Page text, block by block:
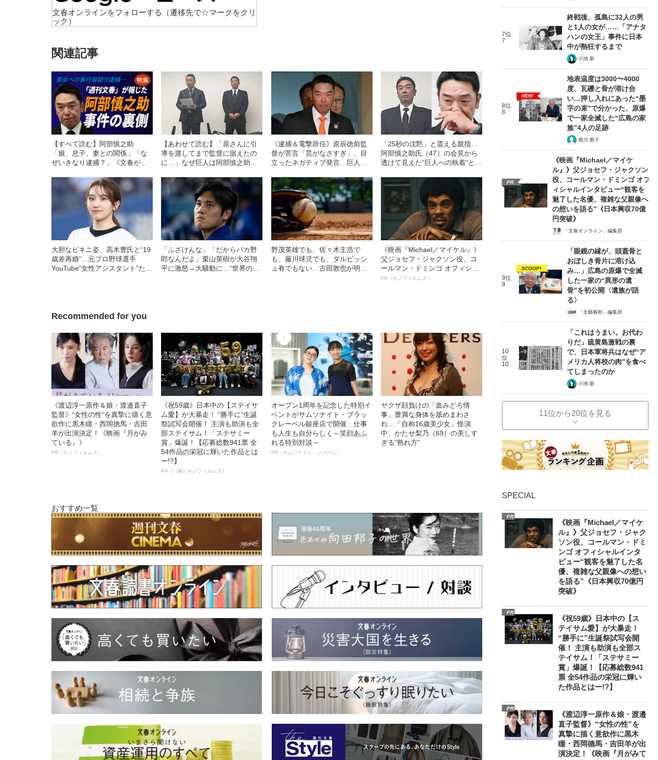
文春オンラインをフォローする
（遷移先で☆マークをクリ
ック）
関連記事
【すべて読む】阿部慎之助
「娘、息子、妻との関係」「な
ぜいきなり逮捕？」《文春が報
裏側」》
【あわせて読む】「原さんに引
導を渡してまで監督に据えたの
に…」なぜ巨人は阿部慎之助
前とは決定的に違う“冷酷な事情”
《逮捕＆電撃辞任》原辰徳前監
督が苦言「芸がなさすぎ」、目
立ったネガティブ発言…巨人監
「25秒の沈黙」と震える親指…
阿部慎之助氏（47）の会見から
透けて見えた“巨人への執着”と、
捕翌日に監督を辞任》
大胆なビキニ姿、高木豊氏と“19
歳差再婚”…元プロ野球選手
YouTube“女性アシスタント”たち
「ふざけんな」「だからバカ野
郎なんだよ」栗山英樹が大谷翔
平に激怒→大騒動に…“世界のオ
野茂英雄でも、佐々木主浩で
も、藤川球児でも、ダルビッシ
ュ有でもない…古田敦也が明か
《映画『Michael／マイケル』》
父ジョセフ・ジャクソン役、コ
ールマン・ドミンゴ オフィシャ
ルインタビュー“観客を魅了した
PR（キノフィルムズ）
Recommended for you
《渡辺淳一原作＆娘・渡邉直子
監督》“女性の性”を真摯に描く意
欲作に黒木瞳・西岡德馬・吉田
羊が出演決定！《映画『月がみ
ている』》
PR（キノフィルムズ）
《祝59歳》日本中の【ステイサ
ム愛】が大暴走！ “勝手に”生誕
祭試写会開催！ 主演も助演も全
部ステイサム！「ステサミー
賞」爆誕！【応募総数941票 全
54作品の栄冠に輝いた作品とは
ー!?】
PR（（株）キノフィルムズ）
オープン1周年を記念した特別イ
ベントがサムソナイト・ブラッ
クレーベル銀座店で開催 仕事
も人生も自分らしく～笑顔あふ
れる特別対談～
PR（サムソナイト・ジャパン）
ヤクザ顔負けの「血みどろ情
事」豊満な身体を舐めまわさ
れ…「自称16歳美少女」怪演
中、かたせ梨乃（69）の美しす
ぎる“熟れ方”
おすすめ一覧
7位
7
終戦後、孤島に32人の男
と1人の女が……「アナタ
ハンの女王」事件に日本
中が熱狂するまで
小池 新
8位
8
NEW
地表温度は3000〜4000
度、瓦礫と骨が溶け合
い…押し入れにあった“墨
字の束”で分かった、原爆
で一家全滅した“広島の家
族”4人の足跡
堀川 惠子
PR
《映画『Michael／マイケ
ル』》父ジョセフ・ジャクソン
役、コールマン・ドミンゴ オフ
ィシャルインタビュー“観客を
魅了した名優、複雑な父親像へ
の想いを語る”《日本興収70億
円突破》
「文春オンライン」編集部
9位
9
SCOOP!
「眼鏡の縁が、頭蓋骨と
おぼしき骨片に溶け込
み…」広島の原爆で全滅
した一家の“異形の遺
骨”を初公開〈遺族が語
る〉
「文藝春秋」編集部
10
位
10
「これはうまい。お代わ
りだ」硫黄島激戦の裏
で、日本軍将兵はなぜ“ア
メリカ人将校の肉”を食べ
てしまったのか
小池 新
11位から20位を見る
SPECIAL
PR
《映画『Michael／マイケ
ル』》父ジョセフ・ジャク
ソン役、コールマン・ドミ
ンゴ オフィシャルインタ
ビュー“観客を魅了した名
優、複雑な父親像への想い
を語る”《日本興収70億円
突破》
PR
《祝59歳》日本中の【ス
テイサム愛】が大暴走！
“勝手に”生誕祭試写会開
催！ 主演も助演も全部ス
テイサム！「ステサミー
賞」爆誕！【応募総数941
票 全54作品の栄冠に輝い
た作品とはー!?】
PR
《渡辺淳一原作＆娘・渡邉
直子監督》“女性の性”を
真摯に描く意欲作に黒木
瞳・西岡德馬・吉田羊が出
演決定！《映画『月がみて